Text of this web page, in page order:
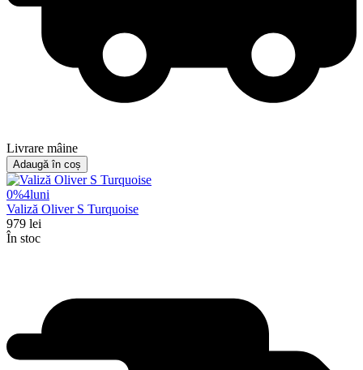
Livrare mâine
Adaugă în coș
0%4luni
Valiză Oliver S Turquoise
979 lei
În stoc